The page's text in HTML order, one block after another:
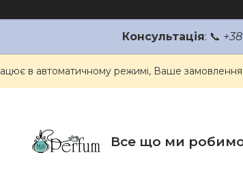
Консультація: 📞
в автоматичному режимі, Ваше
Все що ми